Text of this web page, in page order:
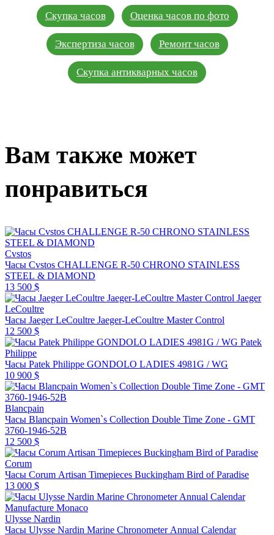
Скупка часов Оценка часов по фото
Экспертиза часов Ремонт часов
Скупка антикварных часов
Вам также может
понравиться
Cvstos
Часы Cvstos CHALLENGE R-50 CHRONO STAINLESS
STEEL & DIAMOND
13 500 $
Jaeger
LeCoultre
Часы Jaeger LeCoultre Jaeger-LeCoultre Master Control
12 500 $
Patek
Philippe
Часы Patek Philippe GONDOLO LADIES 4981G / WG
10 900 $
Blancpain
Часы Blancpain Women`s Collection Double Time Zone - GMT
3760-1946-52B
12 500 $
Corum
Часы Corum Artisan Timepieces Buckingham Bird of Paradise
13 000 $
Ulysse Nardin
Часы Ulysse Nardin Marine Chronometer Annual Calendar